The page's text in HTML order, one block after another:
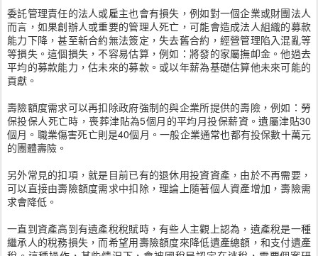
委託管理責任的法人或雇主也會有損失，例如對一個企業或財團法人
而言，如果創辦人或重要的管理人死亡，可能會造成法人組織的募款
能力下降，甚至新合約無法簽定，失去舊合約，經營管理陷入混亂等
等損失。這個損失，不容易估算，例如：將發的家屬撫卹金。他過去
平均的募款能力，估未來的募款。或以年薪為基礎估算他未來可能的
貢獻。
壽險額度需求可以再扣除政府強制的與企業所提供的壽險，例如：勞
保投保人死亡時，喪葬津貼為5個月的平均月投保薪資。遺屬津貼30
個月。職業傷害死亡則是40個月。一般企業通常也都有投保數十萬元
的團體壽險。
另外常見的扣項，就是目前已有的退休用投資資產，由於不再需要，
可以直接由壽險額度需求中扣除，理論上隨著個人資產增加，壽險需
求會降低。
一直到資產高到有遺產稅稅賦時，有些人主觀上認為，遺產稅是一種
繼承人的稅務損失，而希望用壽險額度來降低遺產總額，和支付遺產